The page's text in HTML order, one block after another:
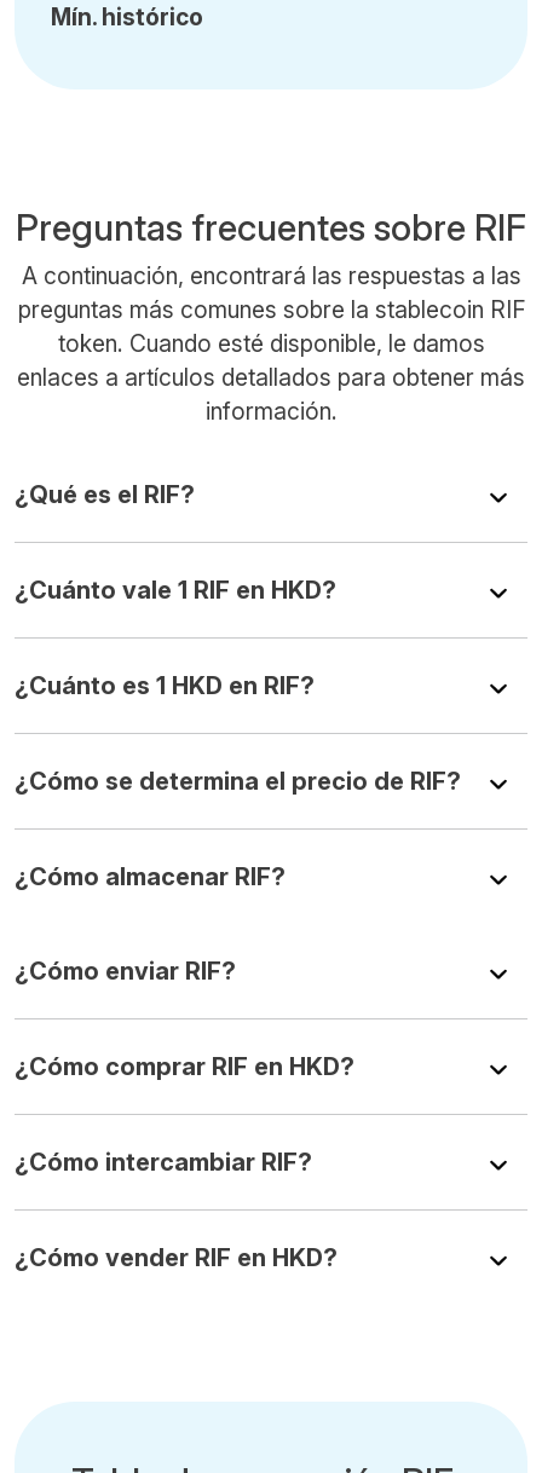
Mín. histórico
Preguntas frecuentes sobre RIF
A continuación, encontrará las respuestas a las
preguntas más comunes sobre la stablecoin RIF
token. Cuando esté disponible, le damos
enlaces a artículos detallados para obtener más
información.
¿Qué es el RIF?
¿Cuánto vale 1 RIF en HKD?
¿Cuánto es 1 HKD en RIF?
¿Cómo se determina el precio de RIF?
¿Cómo almacenar RIF?
¿Cómo enviar RIF?
¿Cómo comprar RIF en HKD?
¿Cómo intercambiar RIF?
¿Cómo vender RIF en HKD?